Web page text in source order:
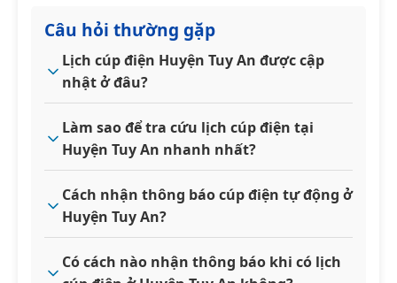
Câu hỏi thường gặp
Lịch cúp điện Huyện Tuy An được cập
nhật ở đâu?
Làm sao để tra cứu lịch cúp điện tại
Huyện Tuy An nhanh nhất?
Cách nhận thông báo cúp điện tự động ở
Huyện Tuy An?
Có cách nào nhận thông báo khi có lịch